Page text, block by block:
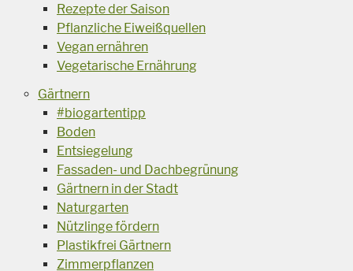
Rezepte der Saison
Pflanzliche Eiweißquellen
Vegan ernähren
Vegetarische Ernährung
Gärtnern
#biogartentipp
Boden
Entsiegelung
Fassaden- und Dachbegrünung
Gärtnern in der Stadt
Naturgarten
Nützlinge fördern
Plastikfrei Gärtnern
Zimmerpflanzen